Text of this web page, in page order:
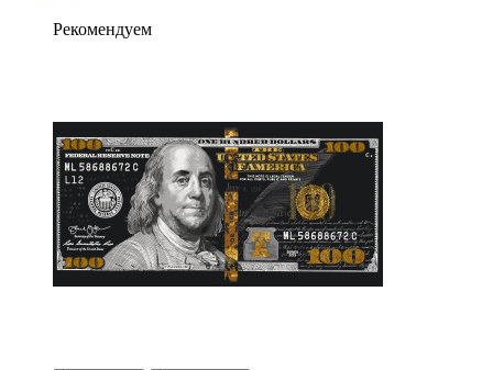
Рекомендуем